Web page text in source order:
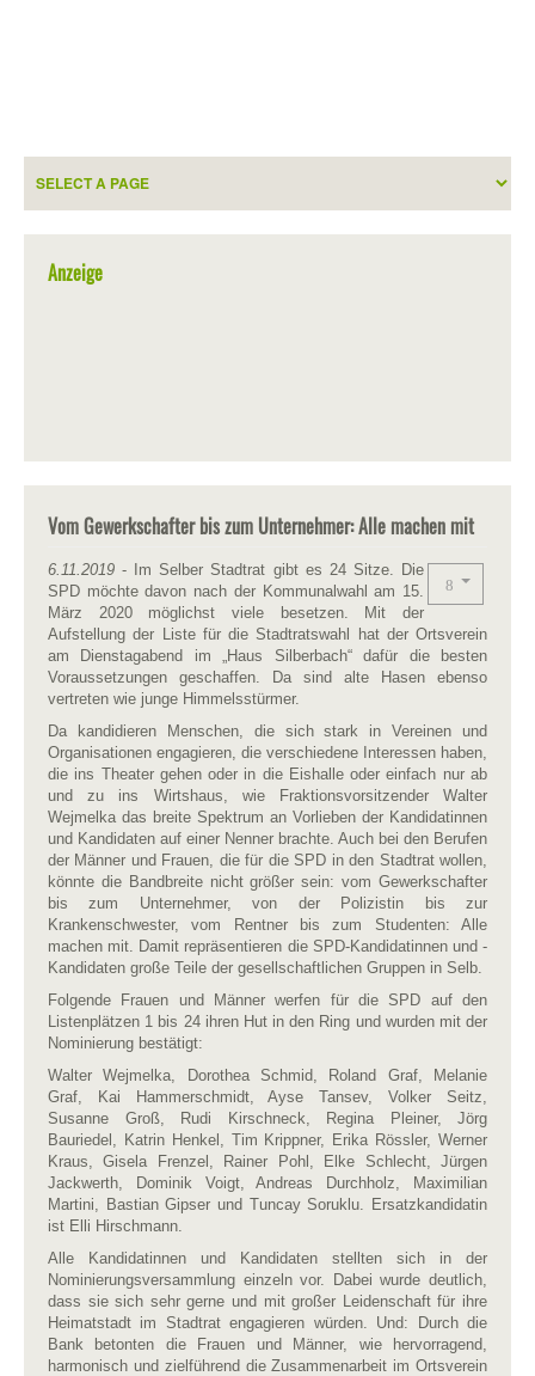
Anzeige
Vom Gewerkschafter bis zum Unternehmer: Alle machen mit
6.11.2019 - Im Selber Stadtrat gibt es 24 Sitze. Die
SPD möchte davon nach der Kommunalwahl am 15.
März 2020 möglichst viele besetzen. Mit der
Aufstellung der Liste für die Stadtratswahl hat der Ortsverein
am Dienstagabend im „Haus Silberbach“ dafür die besten
Voraussetzungen geschaffen. Da sind alte Hasen ebenso
vertreten wie junge Himmelsstürmer.
Da kandidieren Menschen, die sich stark in Vereinen und
Organisationen engagieren, die verschiedene Interessen haben,
die ins Theater gehen oder in die Eishalle oder einfach nur ab
und zu ins Wirtshaus, wie Fraktionsvorsitzender Walter
Wejmelka das breite Spektrum an Vorlieben der Kandidatinnen
und Kandidaten auf einer Nenner brachte. Auch bei den Berufen
der Männer und Frauen, die für die SPD in den Stadtrat wollen,
könnte die Bandbreite nicht größer sein: vom Gewerkschafter
bis zum Unternehmer, von der Polizistin bis zur
Krankenschwester, vom Rentner bis zum Studenten: Alle
machen mit. Damit repräsentieren die SPD-Kandidatinnen und -
Kandidaten große Teile der gesellschaftlichen Gruppen in Selb.
Folgende Frauen und Männer werfen für die SPD auf den
Listenplätzen 1 bis 24 ihren Hut in den Ring und wurden mit der
Nominierung bestätigt:
Walter Wejmelka, Dorothea Schmid, Roland Graf, Melanie
Graf, Kai Hammerschmidt, Ayse Tansev, Volker Seitz,
Susanne Groß, Rudi Kirschneck, Regina Pleiner, Jörg
Bauriedel, Katrin Henkel, Tim Krippner, Erika Rössler, Werner
Kraus, Gisela Frenzel, Rainer Pohl, Elke Schlecht, Jürgen
Jackwerth, Dominik Voigt, Andreas Durchholz, Maximilian
Martini, Bastian Gipser und Tuncay Soruklu. Ersatzkandidatin
ist Elli Hirschmann.
Alle Kandidatinnen und Kandidaten stellten sich in der
Nominierungsversammlung einzeln vor. Dabei wurde deutlich,
dass sie sich sehr gerne und mit großer Leidenschaft für ihre
Heimatstadt im Stadtrat engagieren würden. Und: Durch die
Bank betonten die Frauen und Männer, wie hervorragend,
harmonisch und zielführend die Zusammenarbeit im Ortsverein